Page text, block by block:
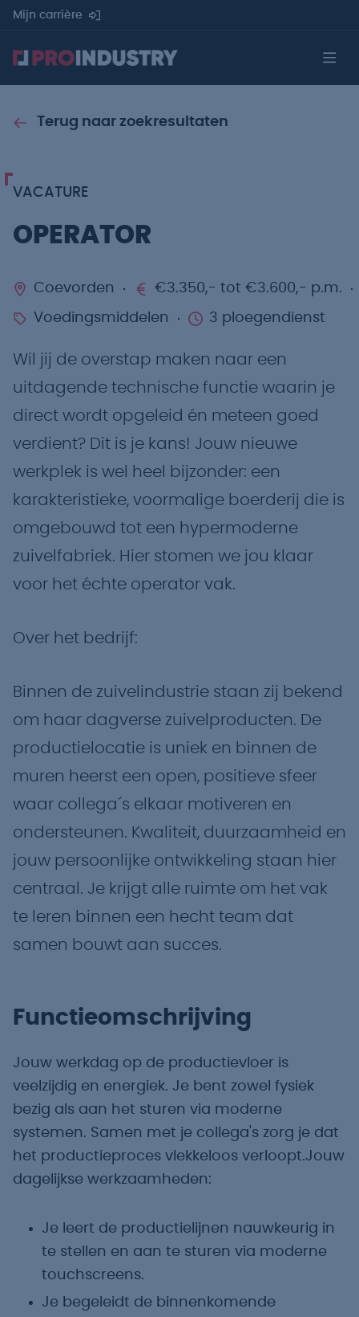
Mijn carrière
Terug naar zoekresultaten
VACATURE
OPERATOR
Coevorden €3.350,- tot €3.600,- p.m.
Voedingsmiddelen 3 ploegendienst
Wil jij de overstap maken naar een
uitdagende technische functie waarin je
direct wordt opgeleid én meteen goed
verdient? Dit is je kans! Jouw nieuwe
werkplek is wel heel bijzonder: een
karakteristieke, voormalige boerderij die is
omgebouwd tot een hypermoderne
zuivelfabriek. Hier stomen we jou klaar
voor het échte operator vak.
Over het bedrijf:
Binnen de zuivelindustrie staan zij bekend
om haar dagverse zuivelproducten. De
productielocatie is uniek en binnen de
muren heerst een open, positieve sfeer
waar collega´s elkaar motiveren en
ondersteunen. Kwaliteit, duurzaamheid en
jouw persoonlijke ontwikkeling staan hier
centraal. Je krijgt alle ruimte om het vak
te leren binnen een hecht team dat
samen bouwt aan succes.
Functieomschrijving
Jouw werkdag op de productievloer is
veelzijdig en energiek. Je bent zowel fysiek
bezig als aan het sturen via moderne
systemen. Samen met je collega's zorg je dat
het productieproces vlekkeloos verloopt.Jouw
dagelijkse werkzaamheden:
Je leert de productielijnen nauwkeurig in
te stellen en aan te sturen via moderne
touchscreens.
Je begeleidt de binnenkomende